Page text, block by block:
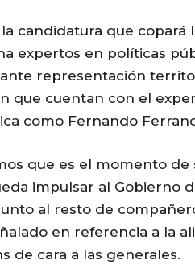
candidatura que copará
expertos en políticas
representación
que cuentan con el
como Fernando
que es el momento
impulsar al Gobierno
al resto de
en referencia a la
de cara a las generales.